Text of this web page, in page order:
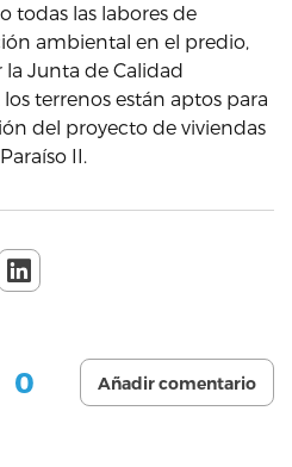
todas las labores de
ambiental en el predio,
Junta de Calidad
terrenos están aptos para
del proyecto de viviendas
II.
0 Añadir comentario